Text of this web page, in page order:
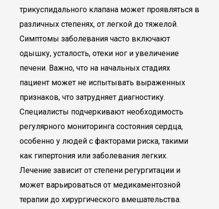
трикуспидального клапана может проявляться в
различных степенях, от легкой до тяжелой.
Симптомы заболевания часто включают
одышку, усталость, отеки ног и увеличение
печени. Важно, что на начальных стадиях
пациент может не испытывать выраженных
признаков, что затрудняет диагностику.
Специалисты подчеркивают необходимость
регулярного мониторинга состояния сердца,
особенно у людей с факторами риска, такими
как гипертония или заболевания легких.
Лечение зависит от степени регургитации и
может варьироваться от медикаментозной
терапии до хирургического вмешательства.